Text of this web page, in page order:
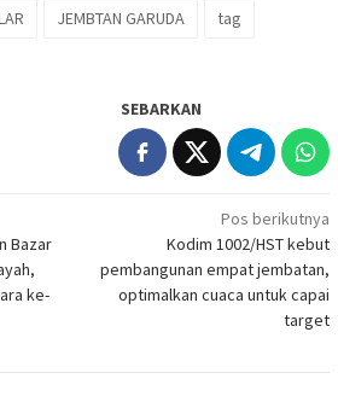
JEMBTAN GARUDA
tag
SEBARKAN
Bazar
ke-
Pos berikutnya
Kodim 1002/HST kebut
pembangunan empat jembatan,
optimalkan cuaca untuk capai
target